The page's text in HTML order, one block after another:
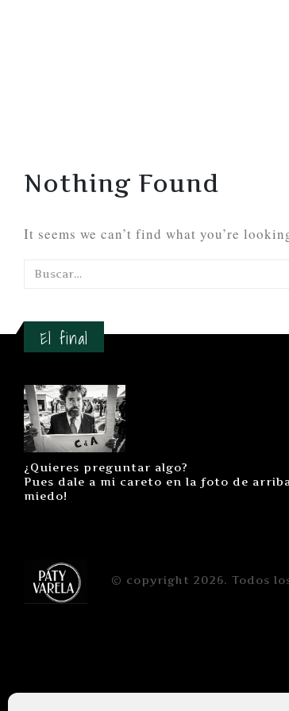
Nothing Found
It seems we can’t find what you’re
El final
¿Quieres preguntar algo?
Pues dale a mi careto en la foto de
miedo!
© copyright 2026. Todos